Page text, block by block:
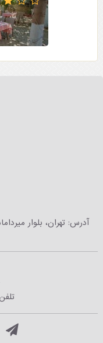
آدرس: تهران، بلوار